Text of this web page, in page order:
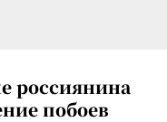
россиянина
побоев